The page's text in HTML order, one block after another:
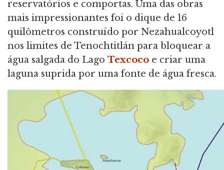
reservatórios e comportas. Uma das obras
mais impressionantes foi o dique de 16
quilômetros construído por Nezahualcoyotl
nos limites de Tenochtitlán para bloquear a
água salgada do Lago Texcoco e criar uma
laguna suprida por uma fonte de água fresca.